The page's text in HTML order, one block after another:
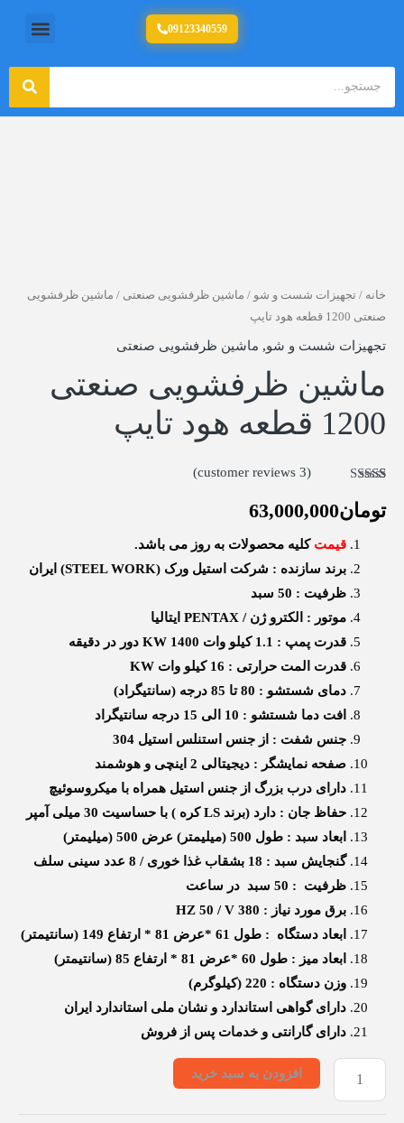
09123340559 منو
خانه / تجهیزات شست و شو / ماشین ظرفشویی صنعتی / ماشین ظرفشویی
صنعتی 1200 قطعه هود تایپ
تجهیزات شست و شو, ماشین ظرفشویی صنعتی
ماشین ظرفشویی صنعتی
1200 قطعه هود تایپ
5.00
از 5 در
امتیازدهی
(
3
customer reviews)
تومان63,000,000
قیمت کلیه محصولات به روز می باشد.
برند سازنده : شرکت استیل ورک (STEEL WORK) ایران
ظرفیت : 50 سبد
موتور : الکترو ژن / PENTAX ایتالیا
قدرت پمپ : 1.1 کیلو وات KW 1400 دور در دقیقه
قدرت المت حرارتی : 16 کیلو وات KW
دمای شستشو : 80 تا 85 درجه (سانتیگراد)
افت دما شستشو : 10 الی 15 درجه سانتیگراد
جنس شفت : از جنس استنلس استیل 304
صفحه نمایشگر : دیجیتالی 2 اینچی و هوشمند
دارای درب بزرگ از جنس استیل همراه با میکروسوئیچ
حفاظ جان : دارد (برند LS کره ) با حساسیت 30 میلی آمپر
ابعاد سبد : طول 500 (میلیمتر) عرض 500 (میلیمتر)
گنجایش سبد : 18 بشقاب غذا خوری / 8 عدد سینی سلف
ظرفیت : 50 سبد در ساعت
برق مورد نیاز : HZ 50 / V 380
ابعاد دستگاه : طول 61 *عرض 81 * ارتفاع 149 (سانتیمتر)
ابعاد میز : طول 60 *عرض 81 * ارتفاع 85 (سانتیمتر)
وزن دستگاه : 220 (کیلوگرم)
دارای گواهی استاندارد و نشان ملی استاندارد ایران
دارای گارانتی و خدمات پس از فروش
تایپ
عدد
افزودن به سبد خرید